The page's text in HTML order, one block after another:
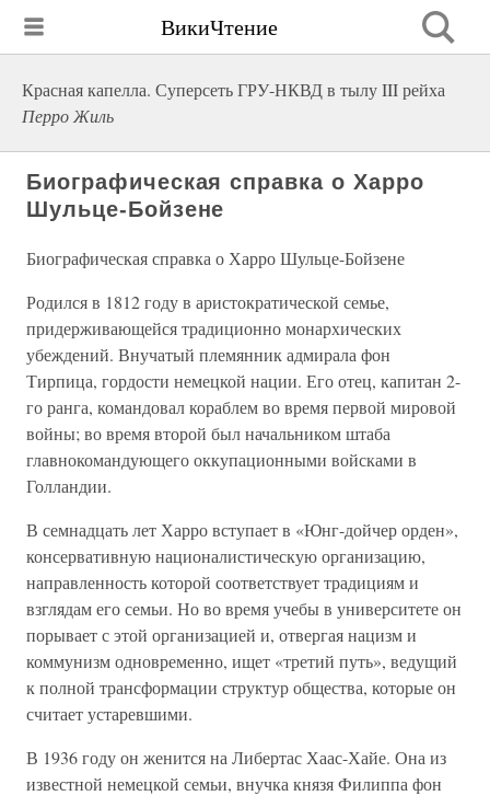
ВикиЧтение
Красная капелла. Суперсеть ГРУ-НКВД в тылу III рейха
Перро Жиль
Биографическая справка о Харро
Шульце-Бойзене
Биографическая справка о Харро Шульце-Бойзене
Родился в 1812 году в аристократической семье,
придерживающейся традиционно монархических
убеждений. Внучатый племянник адмирала фон
Тирпица, гордости немецкой нации. Его отец, капитан 2-
го ранга, командовал кораблем во время первой мировой
войны; во время второй был начальником штаба
главнокомандующего оккупационными войсками в
Голландии.
В семнадцать лет Харро вступает в «Юнг-дойчер орден»,
консервативную националистическую организацию,
направленность которой соответствует традициям и
взглядам его семьи. Но во время учебы в университете он
порывает с этой организацией и, отвергая нацизм и
коммунизм одновременно, ищет «третий путь», ведущий
к полной трансформации структур общества, которые он
считает устаревшими.
В 1936 году он женится на Либертас Хаас-Хайе. Она из
известной немецкой семьи, внучка князя Филиппа фон